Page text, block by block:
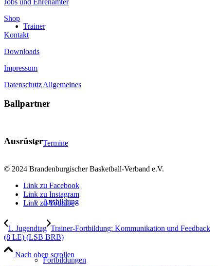
Trainer
Allgemeines
Termine
Ausbildung
Fortbildungen
Shop
Kontakt
Downloads
Impressum
Datenschutz
Ballpartner
Ausrüster
© 2024 Brandenburgischer Basketball-Verband e.V.
Link zu Facebook
Link zu Instagram
Link zu Youtube
1. Jugendtag Trainer-Fortbildung: Kommunikation und Feedback
(8 LE) (LSB BRB)
Nach oben scrollen